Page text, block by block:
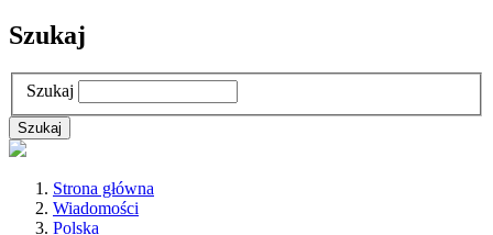
Szukaj
Szukaj
Strona główna
Wiadomości
Polska